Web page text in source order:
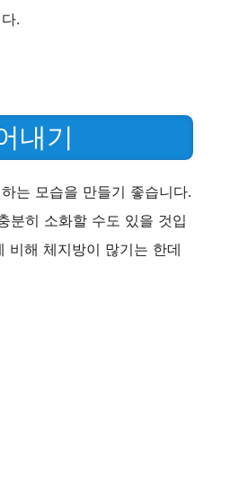
.
내기
는 모습을 만들기 좋습니다.
분히 소화할 수도 있을 것입
비해 체지방이 많기는 한데